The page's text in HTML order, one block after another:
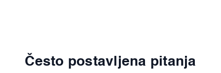
Često postavljena pitanja